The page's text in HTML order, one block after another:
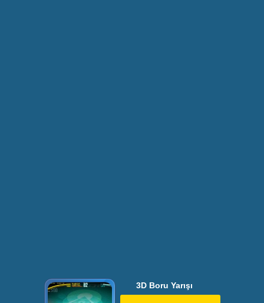
3D Boru Yarışı